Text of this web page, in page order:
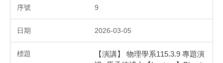
9
2026-03-05
【演講】 物理學系115.3.9 專題演